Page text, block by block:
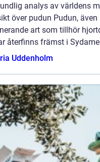
analys av världens
över pudun Pudun,
art som tillhör
återfinns främst i
Uddenholm